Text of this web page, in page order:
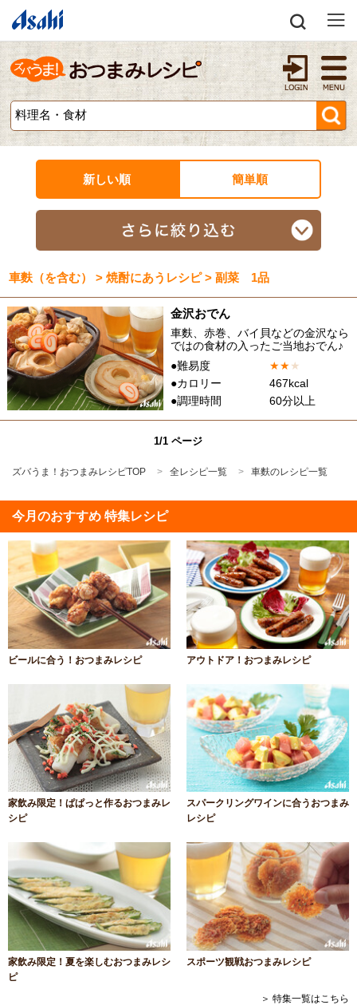
新しい順 簡単順
車麩（を含む） > 焼酎にあうレシピ > 副菜 1品
金沢おでん
車麩、赤巻、バイ貝などの金沢なら
ではの食材の入ったご当地おでん♪
●難易度
★★★
●カロリー
467kcal
●調理時間
60分以上
1/1 ページ
ズバうま！おつまみレシピTOP 全レシピ一覧 車麩のレシピ一覧
今月のおすすめ 特集レシピ
ビールに合う！おつまみレシピ アウトドア！おつまみレシピ
家飲み限定！ぱぱっと作るおつまみレ
シピ
スパークリングワインに合うおつまみ
レシピ
家飲み限定！夏を楽しむおつまみレシ
ピ
スポーツ観戦おつまみレシピ
＞ 特集一覧はこちら